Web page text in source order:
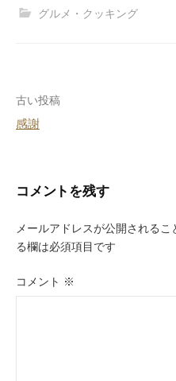
c
o
e
グルメ・クッキング
投
稿
ビ
ゲ
ー
シ
古い投稿
感謝
コメントを残す
メールアドレスが公開されるこ
る欄は必須項目です
コメント ※